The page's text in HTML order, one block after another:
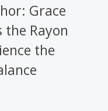
Grace
the Rayon
the